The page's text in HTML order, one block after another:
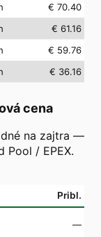
€ 70.40
€ 61.16
€ 59.76
€ 36.16
cena
na zajtra —
Pool / EPEX.
Pribl.
—